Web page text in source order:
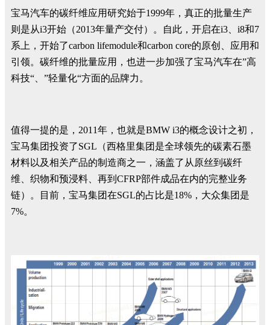
宝马汽车的碳纤维应用研究始于1999年，真正的批量生产
则是从i3开始（2013年量产交付）。自此，开启在i3、i8和7
系上，开始了carbon lifemodule和carbon core的原创、应用和
引领。碳纤维的批量应用，也进一步加强了宝马汽车在”高
科技“、”轻量化“方面的品牌力。
值得一提的是，2011年，也就是BMW i3的概念设计之初，
宝马集团投资了SGL（西格里集团是全球领先的碳素石墨
材料以及相关产品的制造商之一，涵盖了从原丝到碳纤
维、织物和预浸料、再到CFRP部件成品在内的完整业务
链）。目前，宝马集团在SGL的占比是18%，大众集团是
7%。